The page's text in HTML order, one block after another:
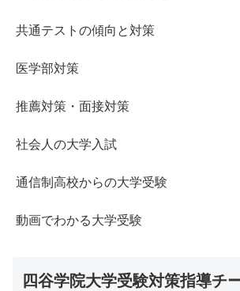
共通テストの傾向と対策
医学部対策
推薦対策・面接対策
社会人の大学入試
通信制高校からの大学受験
動画でわかる大学受験
四谷学院大学受験対策指導チ